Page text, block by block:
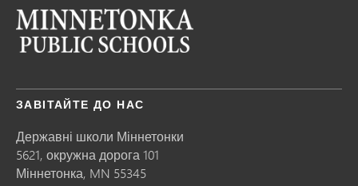
ЗАВІТАЙТЕ ДО НАС
Державні школи Міннетонки
5621, окружна дорога 101
Міннетонка, MN 55345